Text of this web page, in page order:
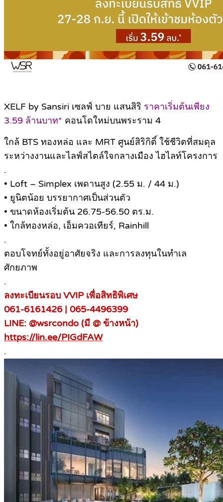
XELF by Sansiri เซลฟ์ บาย แสนสิริ ราคาเริ่มต้นเพียง
3.59 ล้านบาท* คอนโดใหม่บนพระราม 4
ใกล้ BTS ทองหล่อ และ MRT ศูนย์สิริกิติ์ ใช้ชีวิตที่สมดุล
ระหว่างงานและไลฟ์สไตล์ใจกลางเมือง ไฮไลท์โครงการ
.
• Loft – Simplex เพดานสูง (2.55 ม. / 44 ม.)
• ยูนิตน้อย บรรยากาศเป็นส่วนตัว
• ขนาดห้องเริ่มต้น 26.75-56.50 ตร.ม.
• ใกล้ทองหล่อ, เอ็มควอเทียร์, Rainhill
.
ตอบโจทย์ทั้งอยู่อาศัยจริง และการลงทุนในทำเล
ศักยภาพ
.
ลงทะเบียนรอบ VVIP เพื่อสิทธิพิเศษ
061-6161426 | 065-4496399
LINE: @wsrcondo (มี @ ข้างหน้า)
https://lin.ee/PIGdFAW
.